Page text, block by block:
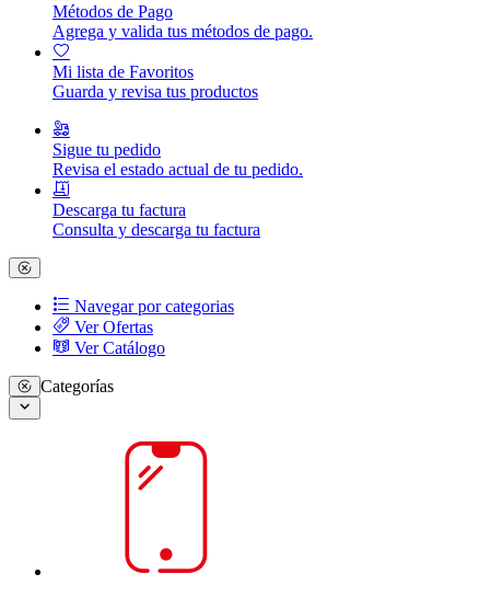
Métodos de Pago
Agrega y valida tus métodos de pago.
Mi lista de Favoritos
Guarda y revisa tus productos
Sigue tu pedido
Revisa el estado actual de tu pedido.
Descarga tu factura
Consulta y descarga tu factura
Navegar por categorias
Ver Ofertas
Ver Catálogo
Categorías